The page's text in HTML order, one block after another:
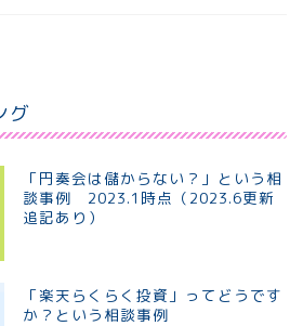
グ
「円奏会は儲からない？」という相
談事例 2023.1時点（2023.6更新
追記あり）
「楽天らくらく投資」ってどうです
か？という相談事例